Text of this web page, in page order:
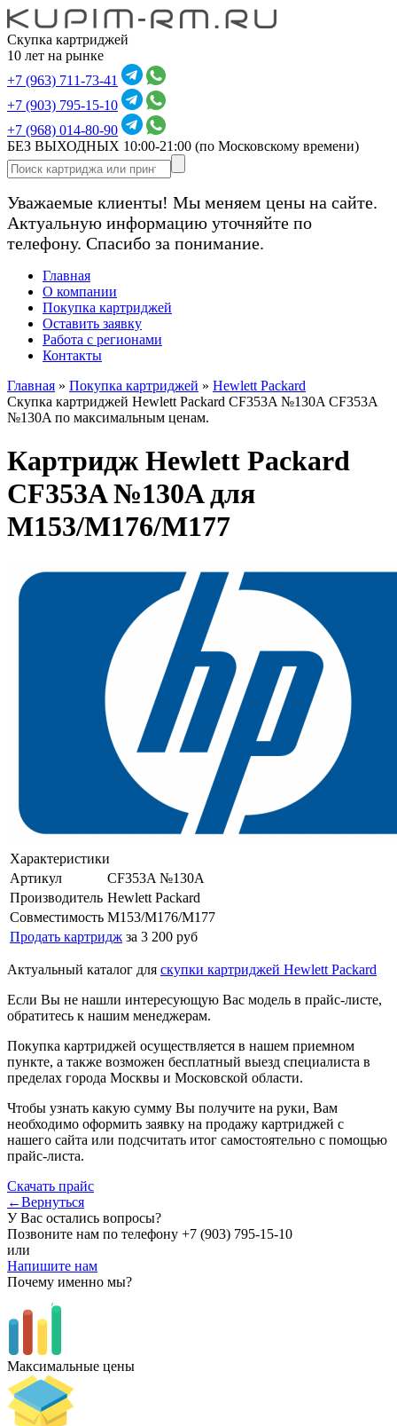
Скупка картриджей
10 лет на рынке
+7 (963) 711-73-41
+7 (903) 795-15-10
+7 (968) 014-80-90
БЕЗ ВЫХОДНЫХ 10:00-21:00 (по Московскому времени)
Уважаемые клиенты! Мы меняем цены на сайте.
Актуальную информацию уточняйте по
телефону. Спасибо за понимание.
Главная
О компании
Покупка картриджей
Оставить заявку
Работа с регионами
Контакты
Главная » Покупка картриджей » Hewlett Packard
Скупка картриджей Hewlett Packard CF353A №130A CF353A
№130A по максимальным ценам.
Картридж Hewlett Packard
CF353A №130A для
M153/M176/M177
Характеристики
Артикул
CF353A №130A
Производитель Hewlett Packard
Совместимость M153/M176/M177
Продать картридж за 3 200 руб
Актуальный каталог для скупки картриджей Hewlett Packard
Если Вы не нашли интересующую Вас модель в прайс-листе,
обратитесь к нашим менеджерам.
Покупка картриджей осуществляется в нашем приемном
пункте, а также возможен бесплатный выезд специалиста в
пределах города Москвы и Московской области.
Чтобы узнать какую сумму Вы получите на руки, Вам
необходимо оформить заявку на продажу картриджей с
нашего сайта или подсчитать итог самостоятельно с помощью
прайс-листа.
Скачать прайс
←Вернуться
У Вас остались вопросы?
Позвоните нам по телефону +7 (903) 795-15-10
или
Напишите нам
Почему именно мы?
Максимальные цены